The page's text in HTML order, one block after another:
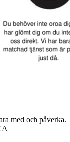
med och påverka.